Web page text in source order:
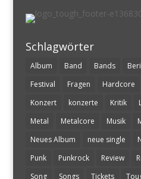
Schlagwörter
Album Band Bands
Festival
Fragen Hardcore
Konzert
konzerte Kritik
Metal
Metalcore Musik
Neues Album
neue single
Punk
Punkrock Review
Song
Songs Tickets